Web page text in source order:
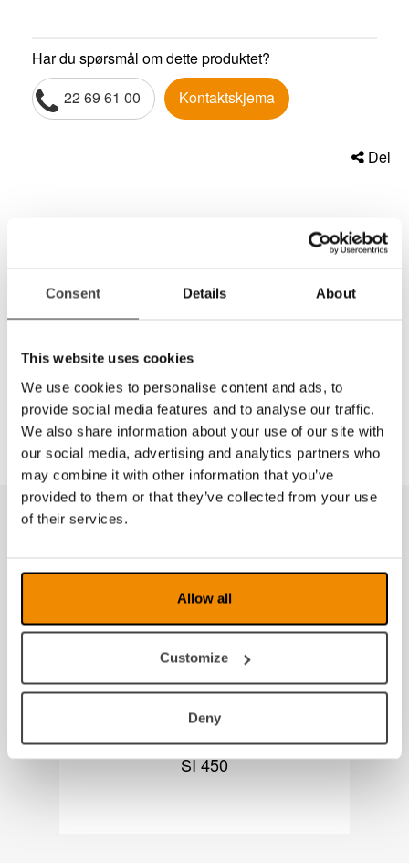
Consent Details About
This website uses cookies
We use cookies to personalise content and ads, to
provide social media features and to analyse our traffic.
We also share information about your use of our site with
our social media, advertising and analytics partners who
may combine it with other information that you’ve
provided to them or that they’ve collected from your use
of their services.
Allow all
Customize
Deny
Har du spørsmål om dette produktet?
22 69 61 00
Kontaktskjema
Del
SI-serien fra Eschenbach inneholder kantfilterne 450,
450pol, 511, 511pol, 527, 527pol, 550 og 550pol.
bredt styrkeområde som sfæriske eller asfæriske
Super ET-coating som standard. For andre glass angi
SI 450